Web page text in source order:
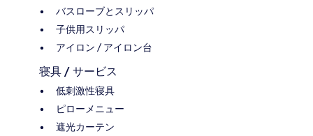
バスローブとスリッパ
子供用スリッパ
アイロン / アイロン台
寝具 / サービス
低刺激性寝具
ピローメニュー
遮光カーテン